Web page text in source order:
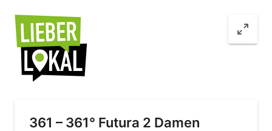
361 – 361° Futura 2 Damen